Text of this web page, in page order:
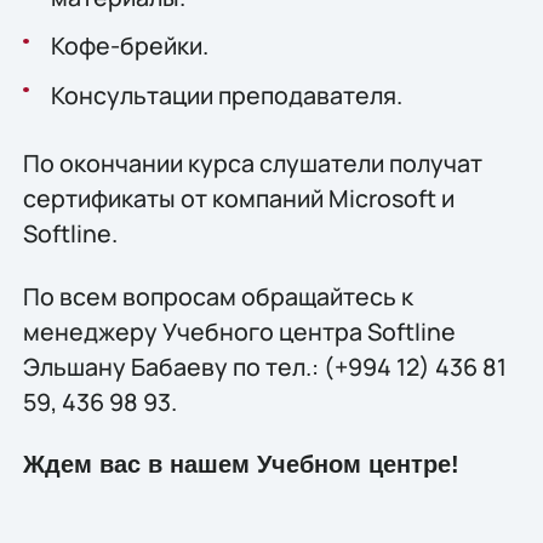
Кофе-брейки.
Консультации преподавателя.
По окончании курса слушатели получат
сертификаты от компаний Microsoft и
Softline.
По всем вопросам обращайтесь к
менеджеру Учебного центра Softline
Эльшану Бабаеву по тел.: (+994 12) 436 81
59, 436 98 93.
Ждем вас в нашем Учебном центре!